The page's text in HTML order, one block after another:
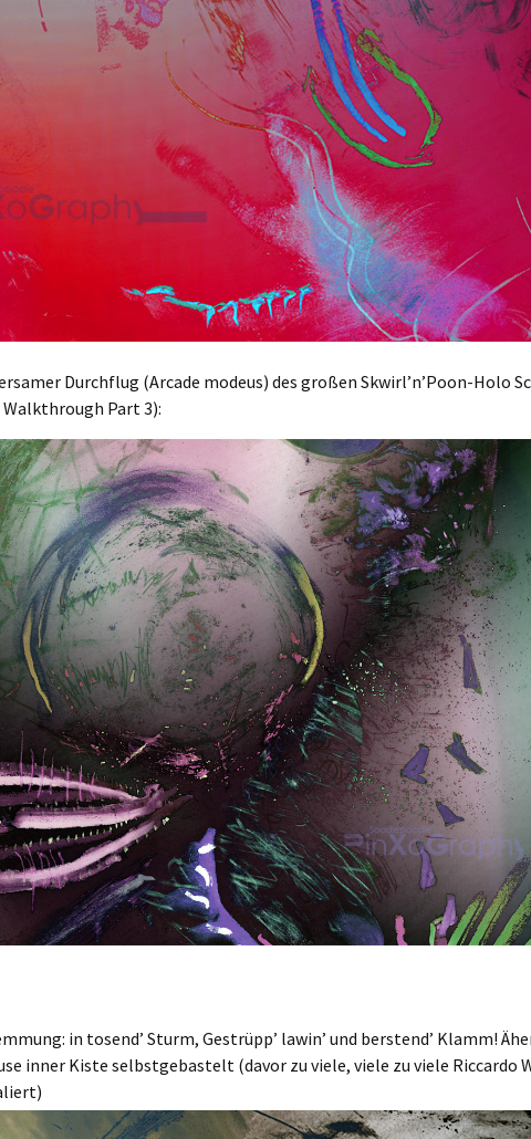
Durchflug (Arcade modeus) des großen Skwirl’n’Poon-Holo
Part 3):
in tosend’ Sturm, Gestrüpp’ lawin’ und berstend’ Klamm!
inner Kiste selbstgebastelt (davor zu viele, viele zu viele Riccardo